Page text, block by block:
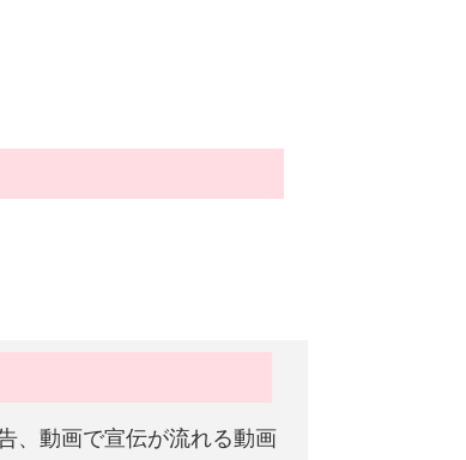
、動画で宣伝が流れる動画